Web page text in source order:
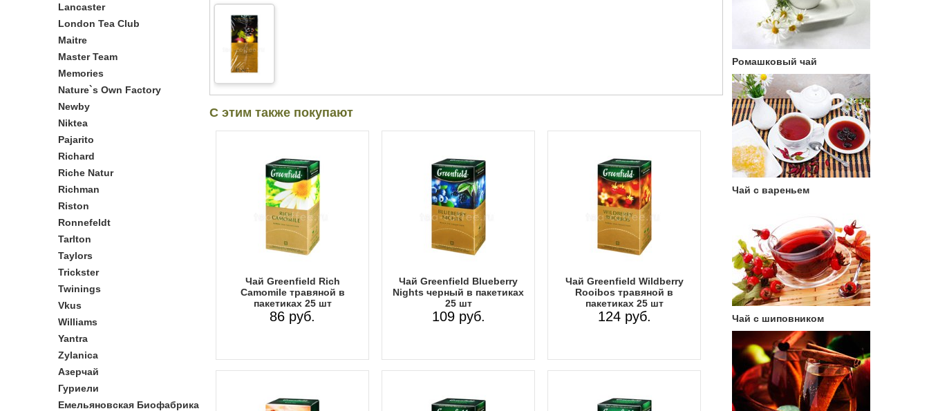
Lancaster
London Tea Club
Maitre
Master Team
Memories
Nature`s Own Factory
Newby
Niktea
Pajarito
Richard
Riche Natur
Richman
Riston
Ronnefeldt
Tarlton
Taylors
Trickster
Twinings
Vkus
Williams
Yantra
Zylanica
Азерчай
Гуриели
Емельяновская Биофабрика
С этим также покупают
Чай Greenfield Rich
Camomile травяной в
пакетиках 25 шт
86 руб.
Чай Greenfield Blueberry
Nights черный в пакетиках
25 шт
109 руб.
Чай Greenfield Wildberry
Rooibos травяной в
пакетиках 25 шт
124 руб.
Ромашковый чай
Чай с вареньем
Чай с шиповником